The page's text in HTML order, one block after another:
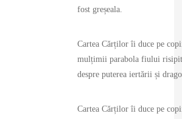
fost greșeala.
Cartea Cărților îi duce pe
mulțimii parabola fiului
despre puterea iertării și
Cartea Cărților îi duce pe